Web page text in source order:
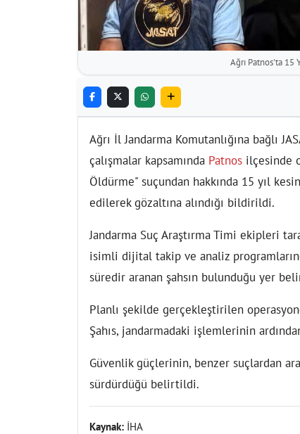
Ağrı Patnos'ta 15
Ağrı İl Jandarma Komutanlığına bağlı
çalışmalar kapsamında Patnos ilçesinde
Öldürme" suçundan hakkında 15 yıl
edilerek gözaltına alındığı bildirildi.
Jandarma Suç Araştırma Timi ekipleri
isimli dijital takip ve analiz
süredir aranan şahsın bulunduğu yer
Planlı şekilde gerçekleştirilen
Şahıs, jandarmadaki işlemlerinin
Güvenlik güçlerinin, benzer suçlardan
sürdürdüğü belirtildi.
Kaynak: İHA